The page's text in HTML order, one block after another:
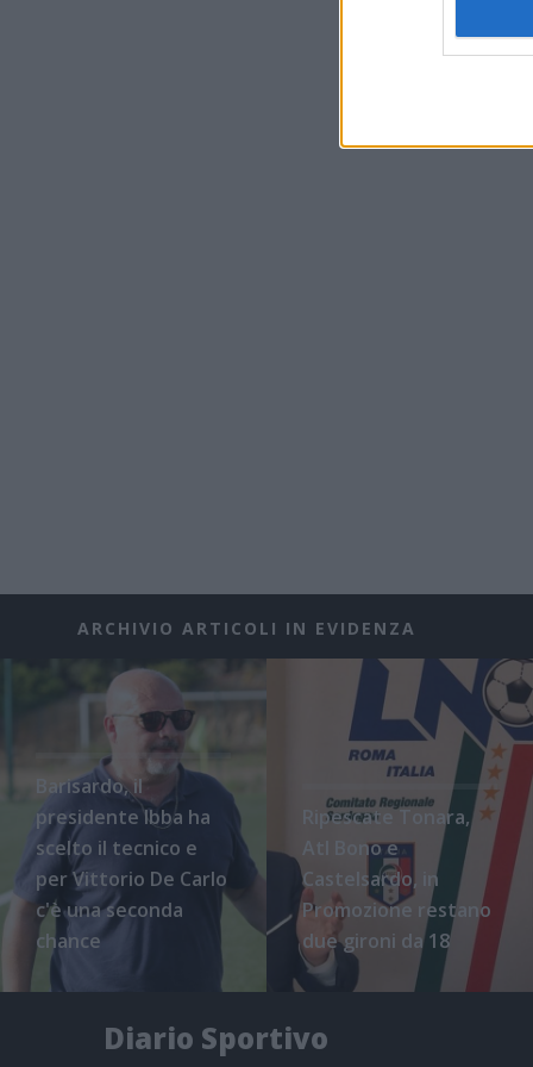
ARCHIVIO ARTICOLI IN EVIDENZA
Barisardo, il
presidente Ibba ha
scelto il tecnico e
per Vittorio De Carlo
c'è una seconda
chance
Ripescate Tonara,
Atl Bono e
Castelsardo, in
Promozione restano
due gironi da 18
Diario Sportivo